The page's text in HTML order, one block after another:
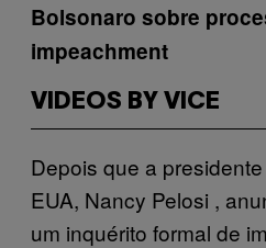
Bolsonaro sobre
impeachment
VIDEOS BY VICE
Depois que a
EUA, Nancy Pelosi ,
um inquérito formal de